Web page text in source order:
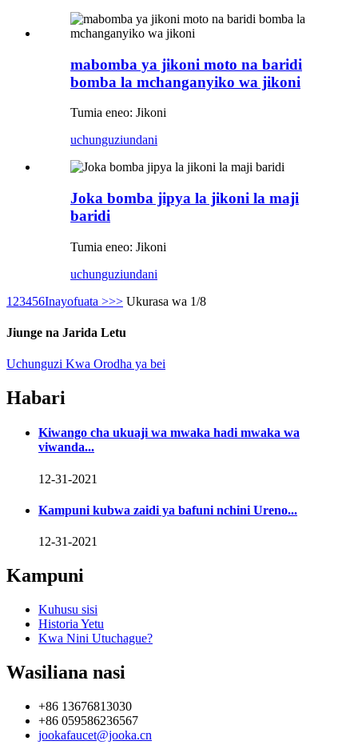
mabomba ya jikoni moto na baridi
bomba la mchanganyiko wa jikoni
Tumia eneo: Jikoni
uchunguziundani
Joka bomba jipya la jikoni la maji
baridi
Tumia eneo: Jikoni
uchunguziundani
1 23456Inayofuata >>> Ukurasa wa 1/8
Jiunge na Jarida Letu
Uchunguzi Kwa Orodha ya bei
Habari
Kiwango cha ukuaji wa mwaka hadi mwaka wa
viwanda...
12-31-2021
Kampuni kubwa zaidi ya bafuni nchini Ureno...
12-31-2021
Kampuni
Kuhusu sisi
Historia Yetu
Kwa Nini Utuchague?
Wasiliana nasi
+86 13676813030
+86 059586236567
jookafaucet@jooka.cn